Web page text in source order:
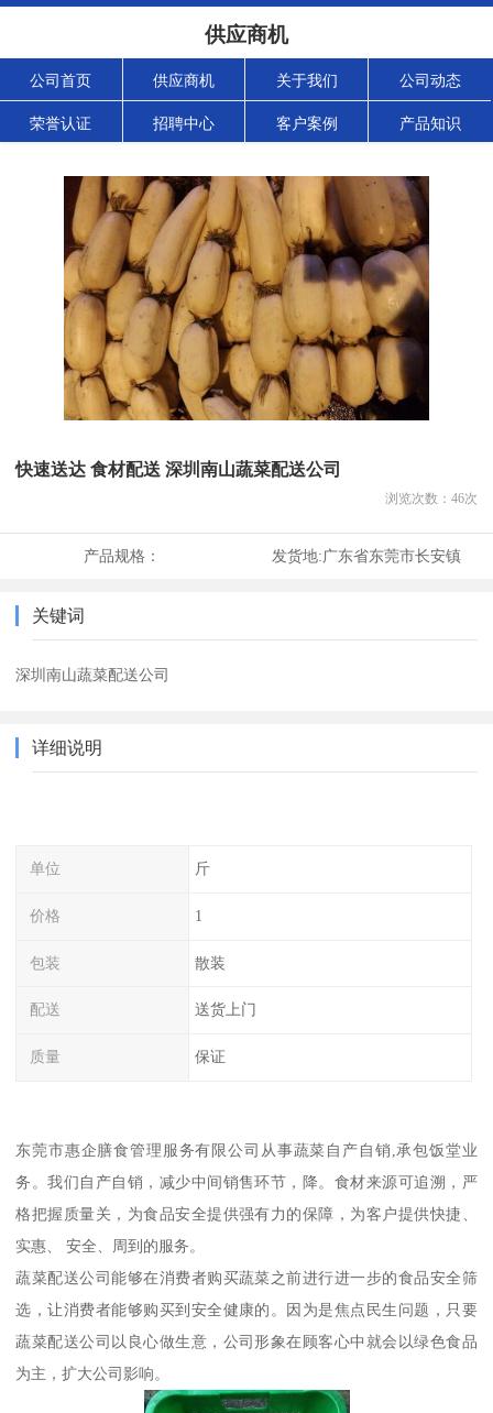
供应商机
公司首页 供应商机 关于我们 公司动态
荣誉认证 招聘中心 客户案例 产品知识
快速送达 食材配送 深圳南山蔬菜配送公司
浏览次数： 46次
产品规格： 发货地:广东省东莞市长安镇
关键词
深圳南山蔬菜配送公司
详细说明
单位 斤
价格 1
包装 散装
配送 送货上门
质量 保证
东莞市惠企膳食管理服务有限公司从事蔬菜自产自销,承包饭堂业
务。我们自产自销，减少中间销售环节，降。食材来源可追溯，严
格把握质量关，为食品安全提供强有力的保障，为客户提供快捷、
实惠、 安全、周到的服务。
蔬菜配送公司能够在消费者购买蔬菜之前进行进一步的食品安全筛
选，让消费者能够购买到安全健康的。因为是焦点民生问题，只要
蔬菜配送公司以良心做生意，公司形象在顾客心中就会以绿色食品
为主，扩大公司影响。